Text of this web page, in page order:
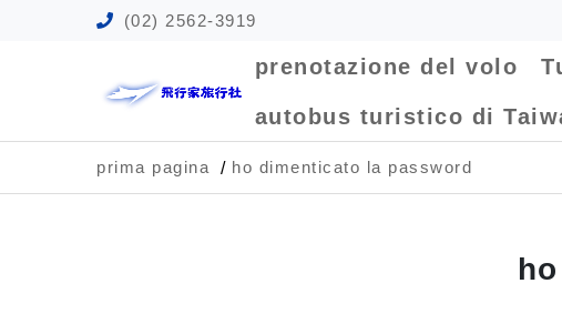
(02) 2562-3919
prenotazione del volo
autobus turistico di
prima pagina ho dimenticato la password